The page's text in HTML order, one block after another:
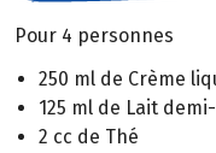
Pour 4 personnes
250 ml de Crème
125 ml de Lait
2 cc de Thé